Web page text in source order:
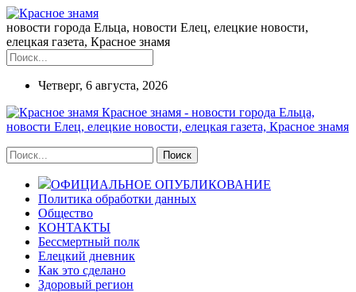
новости города Ельца, новости Елец, елецкие новости,
елецкая газета, Красное знамя
Четверг, 6 августа, 2026
Красное знамя - новости города Ельца,
новости Елец, елецкие новости, елецкая газета, Красное знамя
ОФИЦИАЛЬНОЕ ОПУБЛИКОВАНИЕ
Политика обработки данных
Общество
КОНТАКТЫ
Бессмертный полк
Елецкий дневник
Как это сделано
Здоровый регион